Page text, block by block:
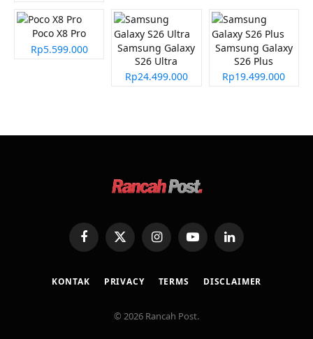
Poco X8 Pro
Rp5.599.000
Samsung Galaxy
S26 Ultra
Rp24.499.000
Samsung Galaxy
S26 Plus
Rp19.499.000
FacebookX
(Twitter)
InstagramYouTubeLinkedIn
KONTAK PRIVACY TERMS DISCLAIMER
© 2026 Rancah Post.